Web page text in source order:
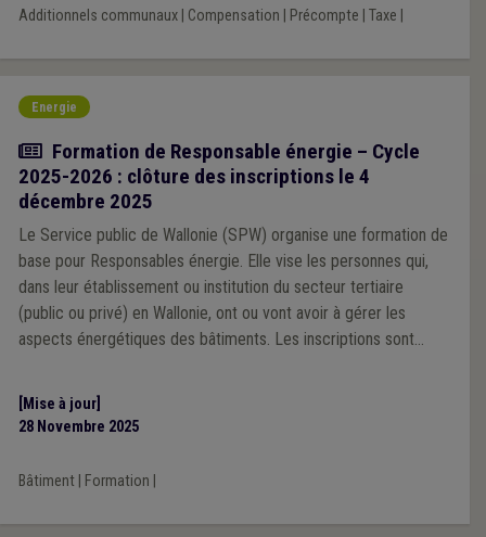
Additionnels communaux| Compensation Précompte Taxe
Energie
Actualité
Formation de Responsable énergie – Cycle
2025-2026 : clôture des inscriptions le 4
décembre 2025
Le Service public de Wallonie (SPW) organise une formation de
base pour Responsables énergie. Elle vise les personnes qui,
dans leur établissement ou institution du secteur tertiaire
(public ou privé) en Wallonie, ont ou vont avoir à gérer les
aspects énergétiques des bâtiments. Les inscriptions sont
[Mise à jour]
28 Novembre 2025
Bâtiment| Formation